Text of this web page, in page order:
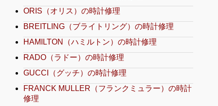
ORIS（オリス）の時計修理
BREITLING（ブライトリング）の時計修理
HAMILTON（ハミルトン）の時計修理
RADO（ラドー）の時計修理
GUCCI（グッチ）の時計修理
FRANCK MULLER（フランクミュラー）の時計
修理